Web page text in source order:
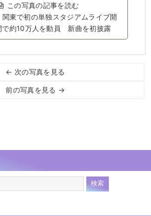
この写真の記事を読む
東で初の単独スタジアムライブ開
約10万人を動員 新曲を初披露
← 次の写真を見る
前の写真を見る →